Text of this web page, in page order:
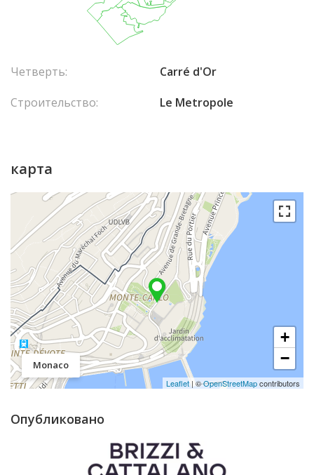
Четверть:
Carré d'Or
Строительство:
Le Metropole
карта
Monaco
+
−
Leaflet| ©OpenStreetMapcontributors
Опубликовано